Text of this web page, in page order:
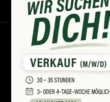
Roastbeef